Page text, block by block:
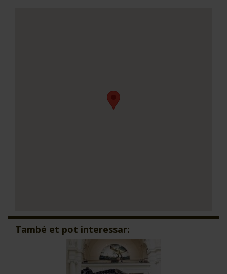
També et pot interessar: